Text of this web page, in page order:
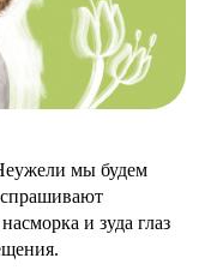
мы будем
и зуда глаз